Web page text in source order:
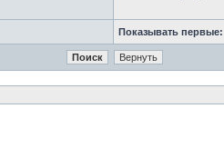
Показывать первые: